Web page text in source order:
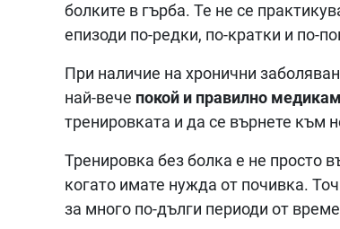
болките в гърба. Те не се
епизоди по-редки, по-кратки и по-
При наличие на хронични
най-вече покой и правилно
тренировката и да се върнете към
Тренировка без болка е не просто
когато имате нужда от почивка.
за много по-дълги периоди от